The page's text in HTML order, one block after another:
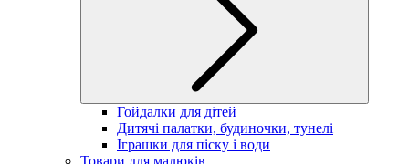
Гойдалки для дітей
Дитячі палатки, будиночки, тунелі
Іграшки для піску і води
Товари для малюків